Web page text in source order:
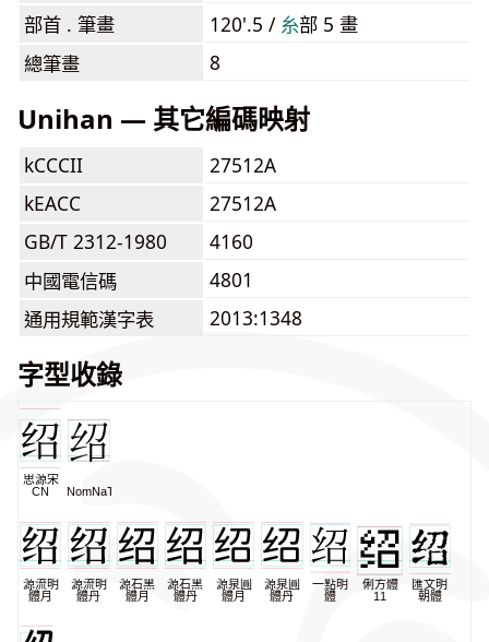
部首 . 筆畫
120'.5 / ⽷部 5 畫
總筆畫
8
Unihan — 其它編碼映射
kCCCII
27512A
kEACC
27512A
GB/T 2312-1980
4160
中國電信碼
4801
通用規範漢字表
2013:1348
字型收錄
思源宋
CN
NomNaTong
源流明
體月
源流明
體丹
源石黑
體月
源石黑
體丹
源泉圓
體月
源泉圓
體丹
一點明
體
俐方體
11
匯文明
朝體